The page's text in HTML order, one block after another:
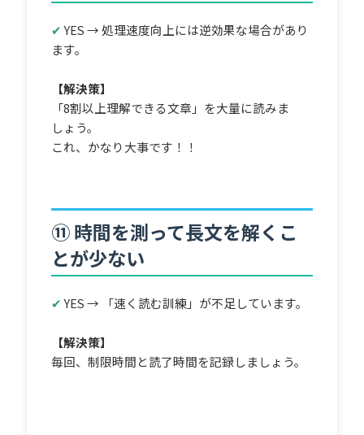
✔ YES → 処理速度向上には逆効果な場合があり
ます。
【解決策】
「8割以上理解できる文章」を大量に読みま
しょう。
これ、かなり大事です！！
⑪ 時間を測って長文を解くこ
とが少ない
✔ YES → 「速く読む訓練」が不足しています。
【解決策】
毎回、制限時間と読了時間を記録しましょう。